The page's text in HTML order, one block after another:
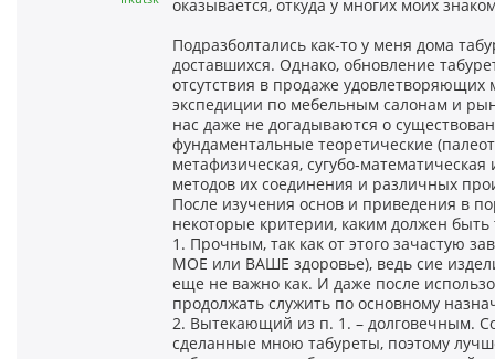
оказывается, откуда у многих моих
Подразболтались как-то у меня дома
доставшихся. Однако, обновление
отсутствия в продаже
экспедиции по мебельным салонам и
нас даже не догадываются о
фундаментальные теоретические
метафизическая, сугубо-
методов их соединения и различных
После изучения основ и приведения в
некоторые критерии, каким должен быть
1. Прочным, так как от этого зачастую
МОЕ или ВАШЕ здоровье), ведь сие
еще не важно как. И даже после
продолжать служить по основному
2. Вытекающий из п. 1. – долговечным.
сделанные мною табуреты, поэтому